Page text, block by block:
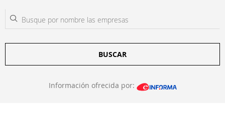
BUSCAR
Información ofrecida por: